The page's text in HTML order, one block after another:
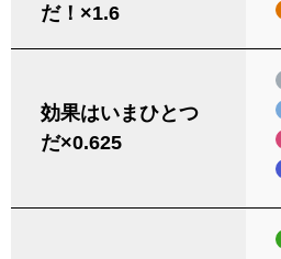
だ！×1.6
効果はいまひとつ
だ×0.625